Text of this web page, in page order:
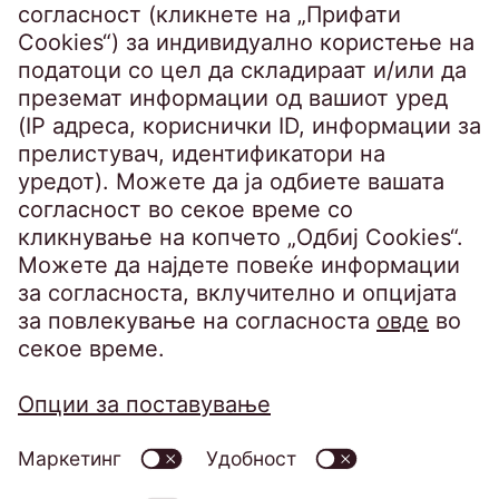
Steindamm 71
20099 Hamburg
Germany
crossborder@eos-solutions.com